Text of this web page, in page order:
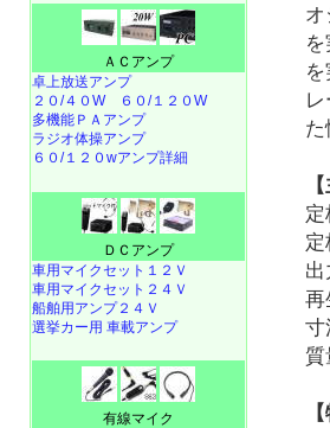
定
再
寸
質
ＡＣアンプ
卓上放送アンプ
２０/４０W
６０/１２０W
多機能ＰＡアンプ
ラジオ体操アンプ
６０/１２０wアンプ詳細
ＤＣアンプ
車用マイクセット１２Ｖ
車用マイクセット２４Ｖ
船舶用アンプ２４Ｖ
選挙カー用 車載アンプ
有線マイク